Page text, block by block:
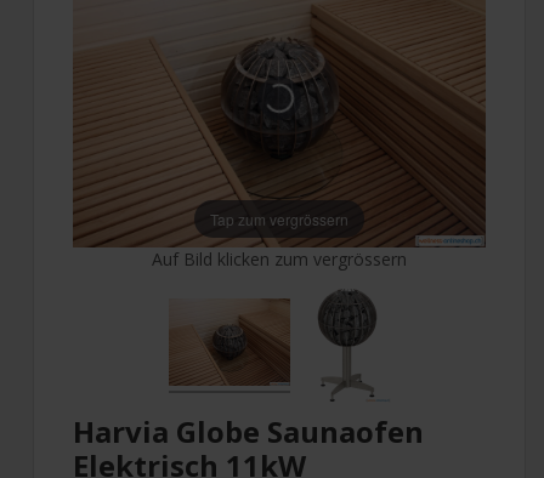
Tap zum vergrössern
Auf Bild klicken zum vergrössern
Harvia Globe Saunaofen
Elektrisch 11kW